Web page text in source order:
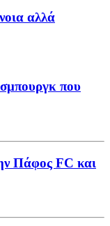
αλλά
που
Πάφος FC και